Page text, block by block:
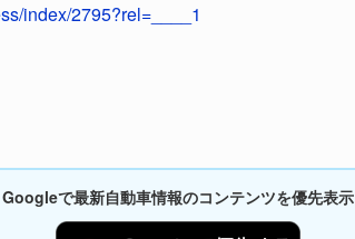
index/2795?rel=____1
Googleで最新自動車情報のコンテンツを優先表示